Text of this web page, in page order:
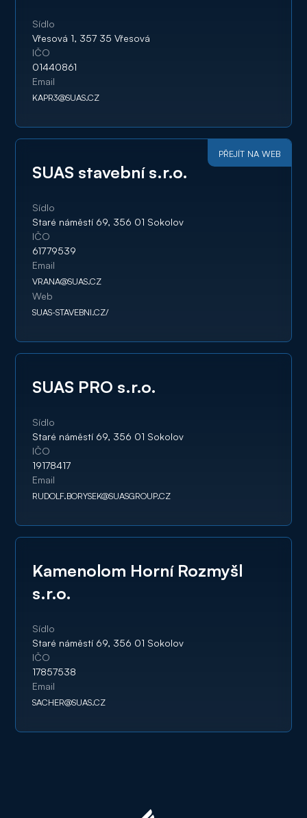
Sídlo
Vřesová 1, 357 35 Vřesová
IČO
01440861
Email
KAPR3@SUAS.CZ
PŘEJÍT NA WEB
SUAS stavební s.r.o.
Sídlo
Staré náměstí 69, 356 01 Sokolov
IČO
61779539
Email
VRANA@SUAS.CZ
Web
SUAS-STAVEBNI.CZ/
SUAS PRO s.r.o.
Sídlo
Staré náměstí 69, 356 01 Sokolov
IČO
19178417
Email
RUDOLF.BORYSEK@SUASGROUP.CZ
Kamenolom Horní Rozmyšl
s.r.o.
Sídlo
Staré náměstí 69, 356 01 Sokolov
IČO
17857538
Email
SACHER@SUAS.CZ